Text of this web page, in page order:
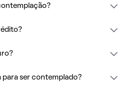
para ser contemplado?